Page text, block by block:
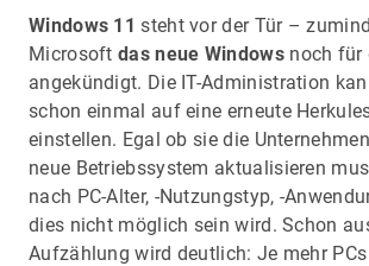
Windows 11 steht vor der Tür –
Microsoftdas neue Windowsnoch für
angekündigt. Die IT-Administration
schon einmal auf eine erneute
einstellen. Egal ob sie die
neue Betriebssystem aktualisieren
nach PC-Alter, -Nutzungstyp, -
dies nicht möglich sein wird. Schon
Aufzählung wird deutlich: Je mehr